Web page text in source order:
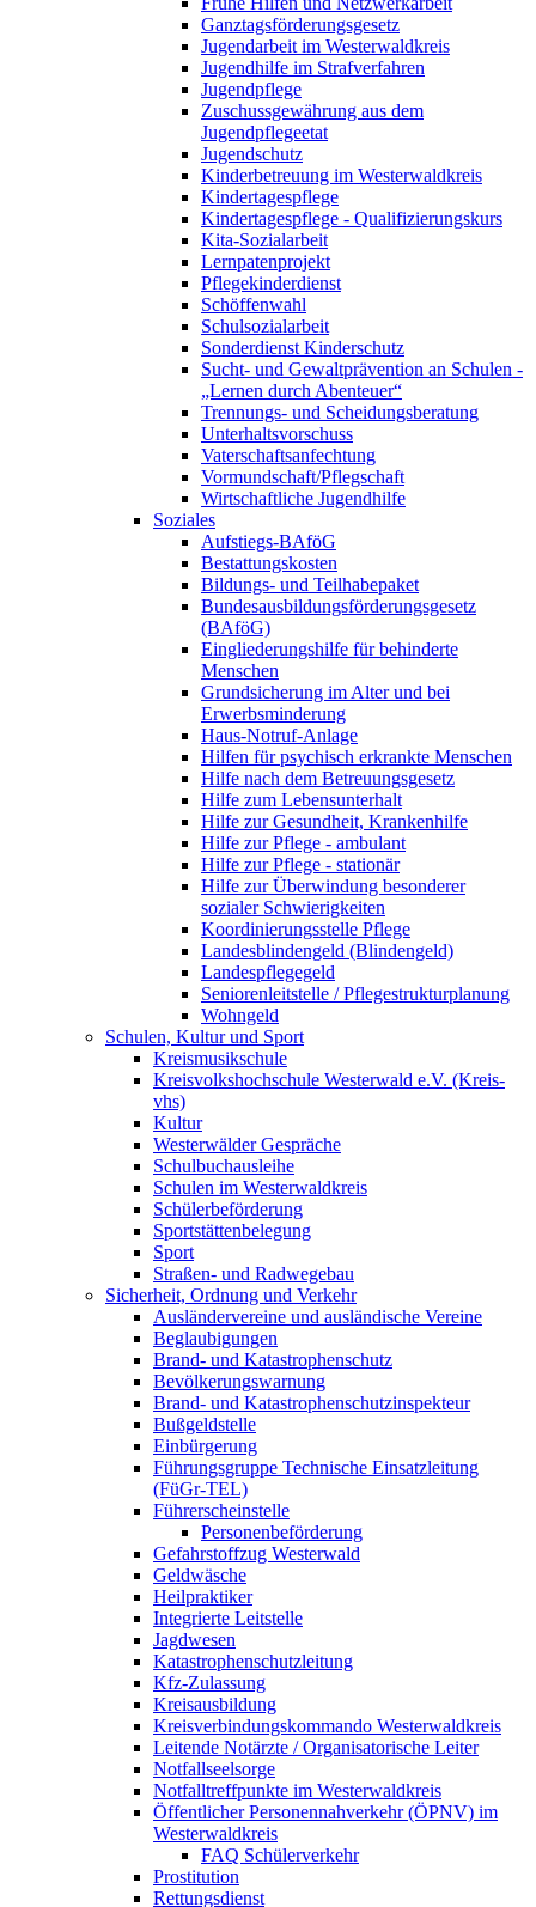
Ganztagsförderungsgesetz
Jugendarbeit im Westerwaldkreis
Jugendhilfe im Strafverfahren
Jugendpflege
Zuschussgewährung aus dem
Jugendpflegeetat
Jugendschutz
Kinderbetreuung im Westerwaldkreis
Kindertagespflege
Kindertagespflege - Qualifizierungskurs
Kita-Sozialarbeit
Lernpatenprojekt
Pflegekinderdienst
Schöffenwahl
Schulsozialarbeit
Sonderdienst Kinderschutz
Sucht- und Gewaltprävention an Schulen -
„Lernen durch Abenteuer“
Trennungs- und Scheidungsberatung
Unterhaltsvorschuss
Vaterschaftsanfechtung
Vormundschaft/Pflegschaft
Wirtschaftliche Jugendhilfe
Soziales
Aufstiegs-BAföG
Bestattungskosten
Bildungs- und Teilhabepaket
Bundesausbildungsförderungsgesetz
(BAföG)
Eingliederungshilfe für behinderte
Menschen
Grundsicherung im Alter und bei
Erwerbsminderung
Haus-Notruf-Anlage
Hilfen für psychisch erkrankte Menschen
Hilfe nach dem Betreuungsgesetz
Hilfe zum Lebensunterhalt
Hilfe zur Gesundheit, Krankenhilfe
Hilfe zur Pflege - ambulant
Hilfe zur Pflege - stationär
Hilfe zur Überwindung besonderer
sozialer Schwierigkeiten
Koordinierungsstelle Pflege
Landesblindengeld (Blindengeld)
Landespflegegeld
Seniorenleitstelle / Pflegestrukturplanung
Wohngeld
Schulen, Kultur und Sport
Kreismusikschule
Kreisvolkshochschule Westerwald e.V. (Kreis-
vhs)
Kultur
Westerwälder Gespräche
Schulbuchausleihe
Schulen im Westerwaldkreis
Schülerbeförderung
Sportstättenbelegung
Sport
Straßen- und Radwegebau
Sicherheit, Ordnung und Verkehr
Ausländervereine und ausländische Vereine
Beglaubigungen
Brand- und Katastrophenschutz
Bevölkerungswarnung
Brand- und Katastrophenschutzinspekteur
Bußgeldstelle
Einbürgerung
Führungsgruppe Technische Einsatzleitung
(FüGr-TEL)
Führerscheinstelle
Personenbeförderung
Gefahrstoffzug Westerwald
Geldwäsche
Heilpraktiker
Integrierte Leitstelle
Jagdwesen
Katastrophenschutzleitung
Kfz-Zulassung
Kreisausbildung
Kreisverbindungskommando Westerwaldkreis
Leitende Notärzte / Organisatorische Leiter
Notfallseelsorge
Notfalltreffpunkte im Westerwaldkreis
Öffentlicher Personennahverkehr (ÖPNV) im
Westerwaldkreis
FAQ Schülerverkehr
Prostitution
Rettungsdienst